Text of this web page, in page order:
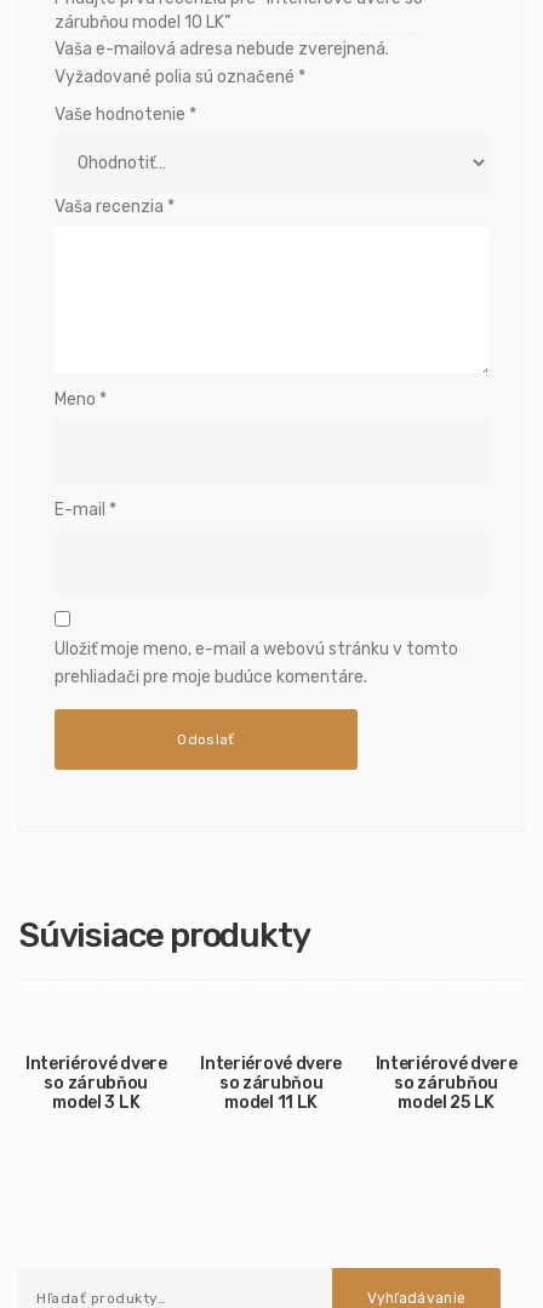
zárubňou model 10 LK”
Vaša e-mailová adresa nebude zverejnená.
Vyžadované polia sú označené *
Vaše hodnotenie *
Vaša recenzia *
Meno *
E-mail *
Uložiť moje meno, e-mail a webovú stránku v tomto
prehliadači pre moje budúce komentáre.
Súvisiace produkty
Interiérové dvere
so zárubňou
model 3 LK
Interiérové dvere
so zárubňou
model 11 LK
Interiérové dvere
so zárubňou
model 25 LK
Vyhľadávanie